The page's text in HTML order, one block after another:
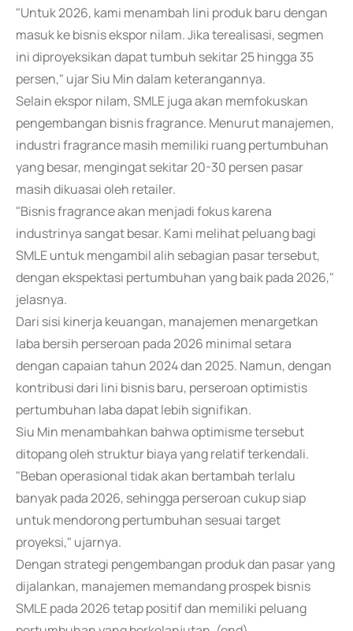
"Untuk 2026, kami menambah lini produk baru dengan
masuk ke bisnis ekspor nilam. Jika terealisasi, segmen
ini diproyeksikan dapat tumbuh sekitar 25 hingga 35
persen," ujar Siu Min dalam keterangannya.
Selain ekspor nilam, SMLE juga akan memfokuskan
pengembangan bisnis fragrance. Menurut manajemen,
industri fragrance masih memiliki ruang pertumbuhan
yang besar, mengingat sekitar 20-30 persen pasar
masih dikuasai oleh retailer.
"Bisnis fragrance akan menjadi fokus karena
industrinya sangat besar. Kami melihat peluang bagi
SMLE untuk mengambil alih sebagian pasar tersebut,
dengan ekspektasi pertumbuhan yang baik pada 2026,"
jelasnya.
Dari sisi kinerja keuangan, manajemen menargetkan
laba bersih perseroan pada 2026 minimal setara
dengan capaian tahun 2024 dan 2025. Namun, dengan
kontribusi dari lini bisnis baru, perseroan optimistis
pertumbuhan laba dapat lebih signifikan.
Siu Min menambahkan bahwa optimisme tersebut
ditopang oleh struktur biaya yang relatif terkendali.
"Beban operasional tidak akan bertambah terlalu
banyak pada 2026, sehingga perseroan cukup siap
untuk mendorong pertumbuhan sesuai target
proyeksi," ujarnya.
Dengan strategi pengembangan produk dan pasar yang
dijalankan, manajemen memandang prospek bisnis
SMLE pada 2026 tetap positif dan memiliki peluang